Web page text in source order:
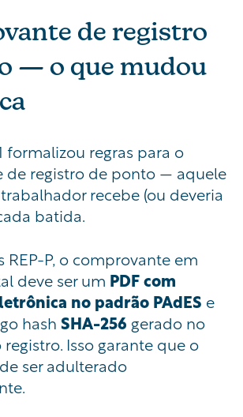
de registro
— o que mudou
formalizou regras para o
de registro de ponto — aquele
recebe (ou deveria
batida.
REP-P, o comprovante em
deve ser um PDF com
no padrão PAdES e
hash SHA-256 gerado no
Isso garante que o
ser adulterado